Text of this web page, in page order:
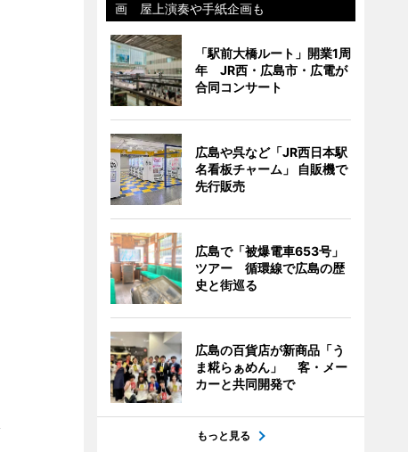
画 屋上演奏や手紙企画も
「駅前大橋ルート」開業1周
年 JR西・広島市・広電が
合同コンサート
広島や呉など「JR西日本駅
名看板チャーム」 自販機で
先行販売
広島で「被爆電車653号」
ツアー 循環線で広島の歴
史と街巡る
広島の百貨店が新商品「う
ま糀らぁめん」 客・メー
カーと共同開発で
もっと見る